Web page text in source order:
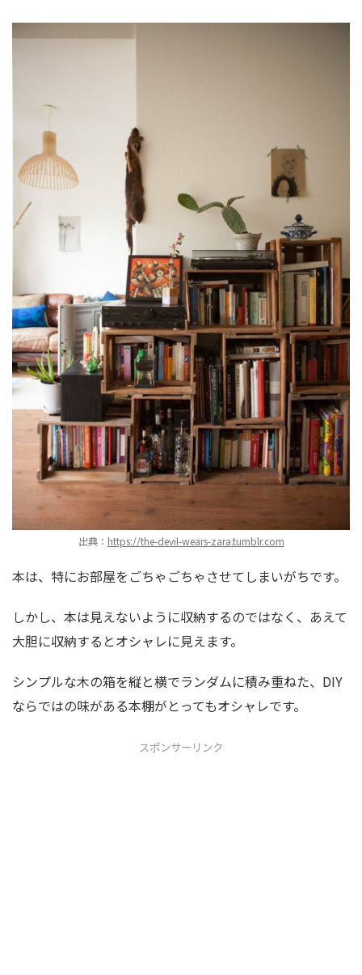
出典： https://the-devil-wears-zara.tumblr.com
本は、特にお部屋をごちゃごちゃさせてしまいがちです。
しかし、本は見えないように収納するのではなく、あえて
大胆に収納するとオシャレに見えます。
シンプルな木の箱を縦と横でランダムに積み重ねた、DIY
ならではの味がある本棚がとってもオシャレです。
スポンサーリンク